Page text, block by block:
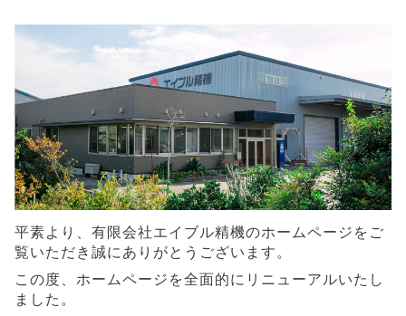
平素より、有限会社エイブル精機のホームページをご
覧いただき誠にありがとうございます。
この度、ホームページを全面的にリニューアルいたし
ました。